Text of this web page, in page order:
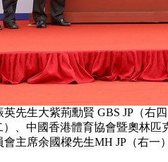
先生大紫荊勳賢 GBS JP（右
、中國香港體育協會暨奧林
會主席余國樑先生MH JP（右